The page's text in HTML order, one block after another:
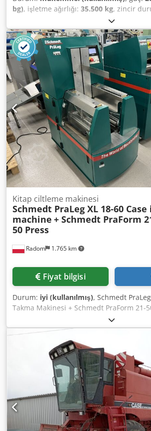
bg), işletme ağırlığı: 35.500 kg, zincir
, çalışma saatleri:
klima, CASE CX330 İmal Yılı: 2006
Kapalı Kabin Klima Radyo Merkezi
Standart Bom Kol: 3,30 m Tam Boru Hattı
Makas için) Hızlı Değiştirici OQ80 1 adet
genişliğinde 1 adet Kepçe – çalışıyor,
duyuyor Paletler yaklaşık %70 oranında
plakaları 600 mm genişliğinde 202 kW
motor CE sertifikası Taşıma Boyutları:
Dedpfjzp Rm Rjx Amyjck Çalışma Ağırlığı:
Radom 1.765 km
Kitap ciltleme makinesi
Schmedt PraLeg XL 18-60 Case
machine + Schmedt PraForm
50 Press
Fiyat bilgisi
Durum: iyi (kullanılmış), Schmedt
Takma Makinesi + Schmedt PraForm 21-
Dsdpfxszdazbs Amyeck 2022 üretimi.
18-60 Kitap Blok Takma Makinesi
kullanıma hazır. Makine, kitap bloğunu
kapağa takar. İki yapıştırıcı ünitesi,
kalınlığı ayarı. Format: Blok yüksekliği: 80
genişliği: 110 – 450 mm Blok kalınlığı: 2 –
hızı: yaklaşık 200 – 300 adet/saat Güç:
Almanya üretimi. Schmedt PraForm 21-
açma üniteli kitap presi. Schmedt,
Makine çok iyi durumda ve üretime
Maksimum format: 420 x 520 x 100 mm